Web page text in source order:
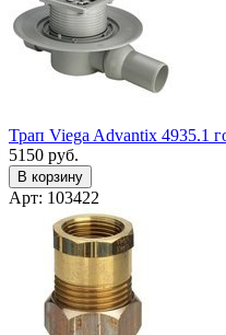
Трап Viega Advantix 4935.1
5150 руб.
В корзину
Арт: 103422